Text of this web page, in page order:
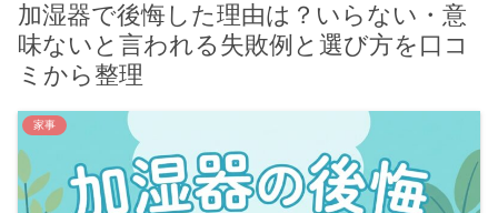
加湿器で後悔した理由は？いらない・意
味ないと言われる失敗例と選び方を口コ
ミから整理
家事